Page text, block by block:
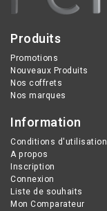
Produits
Promotions
Nouveaux Produits
Nos coffrets
Nos marques
Information
Conditions d'utilisation
A propos
Inscription
Connexion
Liste de souhaits
Mon Comparateur